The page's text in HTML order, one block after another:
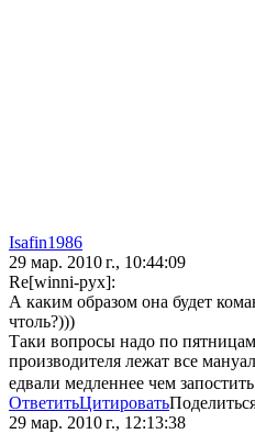
Isafin1986
29 мар. 2010 г., 10:44:09
Re[winni-pyx]:
А каким образом она будет
чтоль?)))
Таки вопросы надо по пятницам
производителя лежат все
едвали медленнее чем
ОтветитьЦитировать
29 мар. 2010 г., 12:13:38